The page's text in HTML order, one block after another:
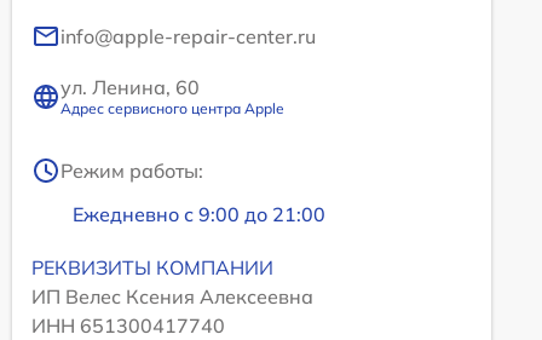
info@apple-repair-center.ru
ул. Ленина, 60
Адрес сервисного центра Apple
Режим работы:
Ежедневно с 9:00 до 21:00
РЕКВИЗИТЫ КОМПАНИИ
ИП Велес Ксения Алексеевна
ИНН 651300417740